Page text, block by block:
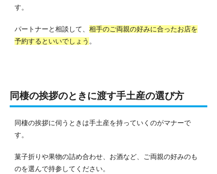
す。
パートナーと相談して、 相手のご両親の好みに合ったお店を
予約するといいでしょう 。
同棲の挨拶のときに渡す手土産の選び方
同棲の挨拶に伺うときは手土産を持っていくのがマナーで
す。
菓子折りや果物の詰め合わせ、お酒など、ご両親の好みのも
のを選んで持参してください。